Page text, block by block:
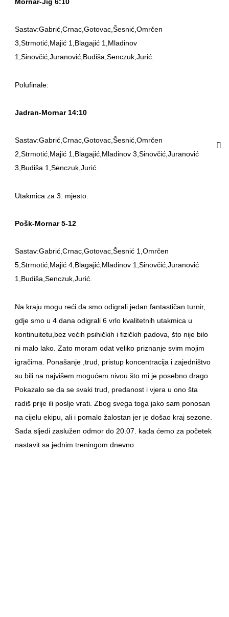
Mornar-Jig 6:10
Sastav:Gabrić,Crnac,Gotovac,Šesnić,Omrčen
3,Strmotić,Majić 1,Blagajić 1,Mladinov
1,Sinovčić,Juranović,Budiša,Senczuk,Jurić.
Polufinale:
Jadran-Mornar 14:10
Sastav:Gabrić,Crnac,Gotovac,Šesnić,Omrčen
2,Strmotić,Majić 1,Blagajić,Mladinov 3,Sinovčić,Juranović
3,Budiša 1,Senczuk,Jurić.
Utakmica za 3. mjesto:
Pošk-Mornar 5-12
Sastav:Gabrić,Crnac,Gotovac,Šesnić 1,Omrčen
5,Strmotić,Majić 4,Blagajić,Mladinov 1,Sinovčić,Juranović
1,Budiša,Senczuk,Jurić.
Na kraju mogu reći da smo odigrali jedan fantastičan turnir,
gdje smo u 4 dana odigrali 6 vrlo kvalitetnih utakmica u
kontinuitetu,bez većih psihičkih i fizičkih padova, što nije bilo
ni malo lako. Zato moram odat veliko priznanje svim mojim
igračima. Ponašanje ,trud, pristup koncentracija i zajedništvo
su bili na najvišem mogućem nivou što mi je posebno drago.
Pokazalo se da se svaki trud, predanost i vjera u ono šta
radiš prije ili poslje vrati. Zbog svega toga jako sam ponosan
na cijelu ekipu, ali i pomalo žalostan jer je došao kraj sezone.
Sada sljedi zaslužen odmor do 20.07. kada ćemo za početek
nastavit sa jednim treningom dnevno.